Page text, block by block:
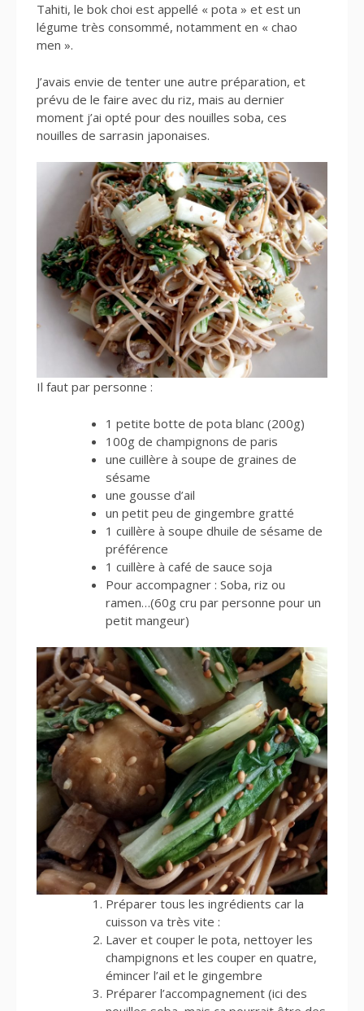
Tahiti, le bok choi est appellé « pota » et est un
légume très consommé, notamment en « chao
men ».
J’avais envie de tenter une autre préparation, et
prévu de le faire avec du riz, mais au dernier
moment j’ai opté pour des nouilles soba, ces
nouilles de sarrasin japonaises.
Il faut par personne :
1 petite botte de pota blanc (200g)
100g de champignons de paris
une cuillère à soupe de graines de
sésame
une gousse d’ail
un petit peu de gingembre gratté
1 cuillère à soupe dhuile de sésame de
préférence
1 cuillère à café de sauce soja
Pour accompagner : Soba, riz ou
ramen…(60g cru par personne pour un
petit mangeur)
Préparer tous les ingrédients car la
cuisson va très vite :
Laver et couper le pota, nettoyer les
champignons et les couper en quatre,
émincer l’ail et le gingembre
Préparer l’accompagnement (ici des